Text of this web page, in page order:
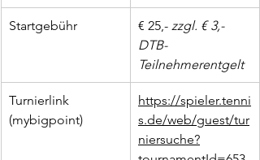
Startgebühr € 25,- zzgl. € 3,-
DTB-
Teilnehmerentgelt
Turnierlink
(mybigpoint)
https://spieler.tenni
s.de/web/guest/tur
niersuche?